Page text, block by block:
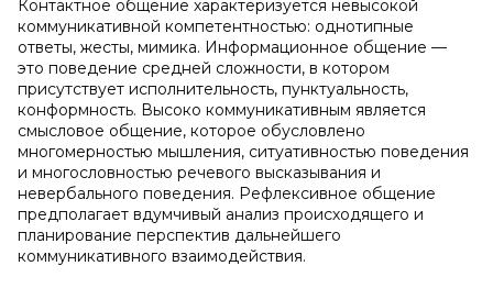
Контактное общение характеризуется невысокой
коммуникативной компетентностью: однотипные
ответы, жесты, мимика. Информационное общение —
это поведение средней сложности, в котором
присутствует исполнительность, пунктуальность,
конформность. Высоко коммуникативным является
смысловое общение, которое обусловлено
многомерностью мышления, ситуативностью поведения
и многословностью речевого высказывания и
невербального поведения. Рефлексивное общение
предполагает вдумчивый анализ происходящего и
планирование перспектив дальнейшего
коммуникативного взаимодействия.